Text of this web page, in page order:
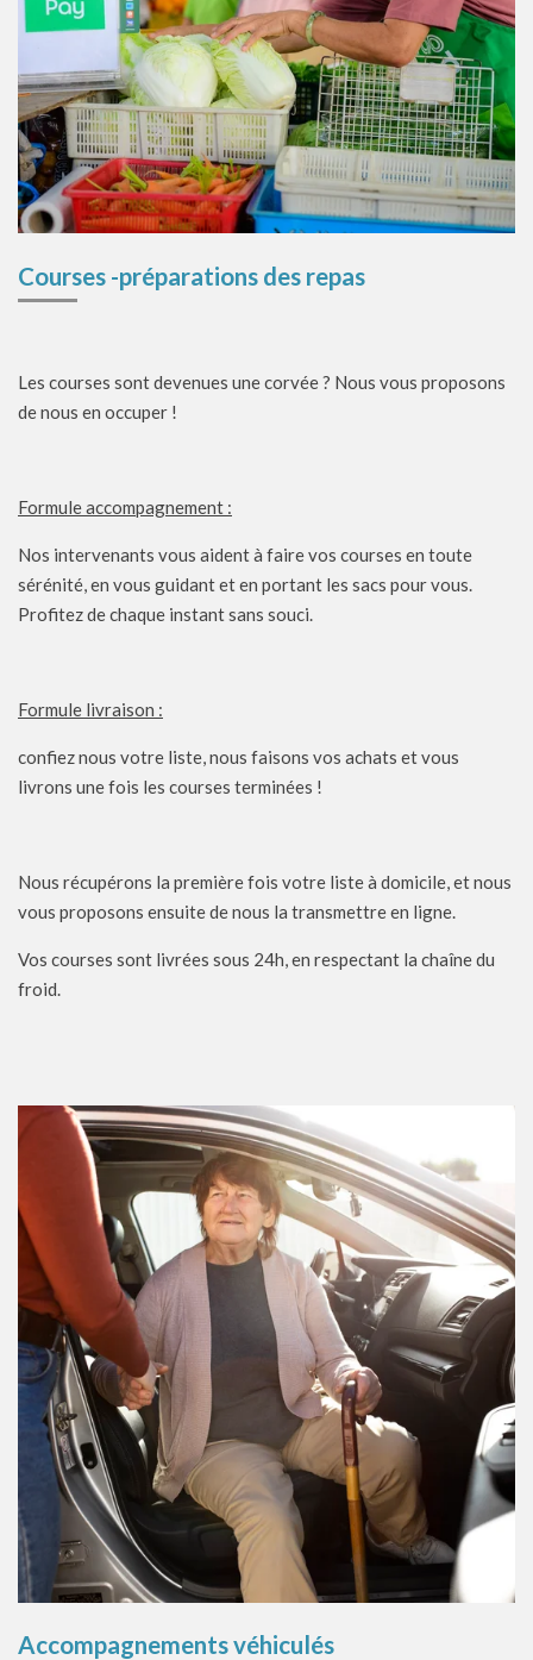
Courses -préparations des repas
Les courses sont devenues une corvée ? Nous vous proposons
de nous en occuper !
Formule accompagnement :
Nos intervenants vous aident à faire vos courses en toute
sérénité, en vous guidant et en portant les sacs pour vous.
Profitez de chaque instant sans souci.
Formule livraison :
confiez nous votre liste, nous faisons vos achats et vous
livrons une fois les courses terminées !
Nous récupérons la première fois votre liste à domicile, et nous
vous proposons ensuite de nous la transmettre en ligne.
Vos courses sont livrées sous 24h, en respectant la chaîne du
froid.
Accompagnements véhiculés